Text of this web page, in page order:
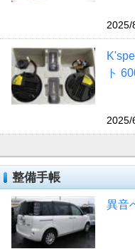
2025/
ト
2025/
整備手帳
異音